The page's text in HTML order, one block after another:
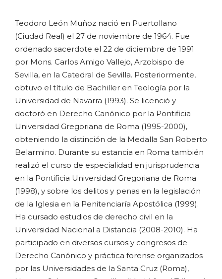
Teodoro León Muñoz nació en Puertollano
(Ciudad Real) el 27 de noviembre de 1964. Fue
ordenado sacerdote el 22 de diciembre de 1991
por Mons. Carlos Amigo Vallejo, Arzobispo de
Sevilla, en la Catedral de Sevilla. Posteriormente,
obtuvo el título de Bachiller en Teología por la
Universidad de Navarra (1993). Se licenció y
doctoró en Derecho Canónico por la Pontificia
Universidad Gregoriana de Roma (1995-2000),
obteniendo la distinción de la Medalla San Roberto
Belarmino. Durante su estancia en Roma también
realizó el curso de especialidad en jurisprudencia
en la Pontificia Universidad Gregoriana de Roma
(1998), y sobre los delitos y penas en la legislación
de la Iglesia en la Penitenciaría Apostólica (1999).
Ha cursado estudios de derecho civil en la
Universidad Nacional a Distancia (2008-2010). Ha
participado en diversos cursos y congresos de
Derecho Canónico y práctica forense organizados
por las Universidades de la Santa Cruz (Roma),